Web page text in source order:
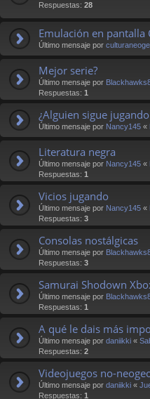
Respuestas: 28
Emulación en pantalla
Último mensaje por
Mejor serie?
Último mensaje por
Respuestas: 1
¿Alguien sigue
Último mensaje por Nancy145 «
Literatura negra
Último mensaje por Nancy145 «
Respuestas: 1
Vicios jugando
Último mensaje por Nancy145 «
Respuestas: 3
Consolas nostálgicas
Último mensaje por
Respuestas: 3
Samurai Shodown
Último mensaje por
Respuestas: 1
A qué le dais más
Último mensaje por daniikki «
Respuestas: 2
Videojuegos no-
Último mensaje por daniikki «
Respuestas: 1